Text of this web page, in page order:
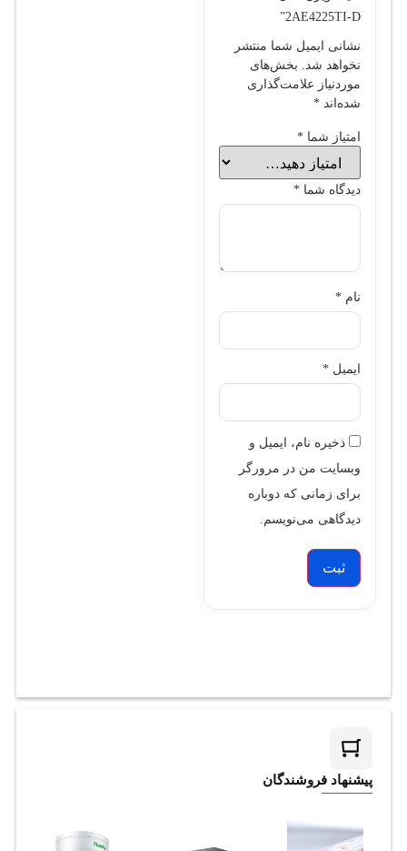
2AE4225TI-D”
نشانی ایمیل شما منتشر
نخواهد شد. بخش‌های
موردنیاز علامت‌گذاری
شده‌اند *
امتیاز شما *
دیدگاه شما *
نام *
ایمیل *
ذخیره نام، ایمیل و
وبسایت من در مرورگر
برای زمانی که دوباره
دیدگاهی می‌نویسم.
پیشنهاد فروشندگان